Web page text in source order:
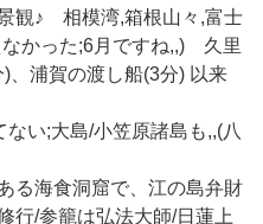
観♪ 相模湾,箱根山々,富士
かった;6月ですね,,) 久里
、浦賀の渡し船(3分) 以来
い;大島/小笠原諸島も,,(八
海食洞窟で、江の島弁財
/参籠は弘法大師/日蓮上